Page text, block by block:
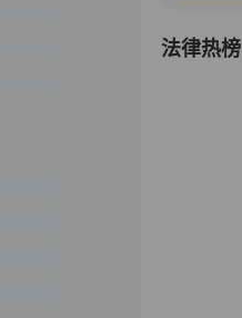
法律热榜